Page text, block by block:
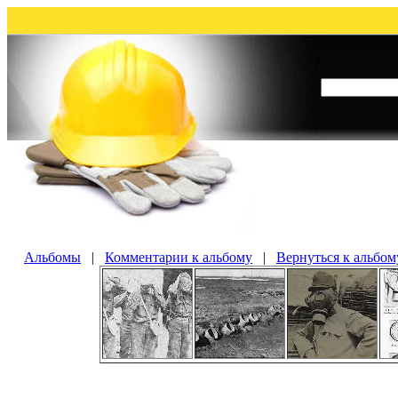
Альбомы | Комментарии к альбому | Вернуться к